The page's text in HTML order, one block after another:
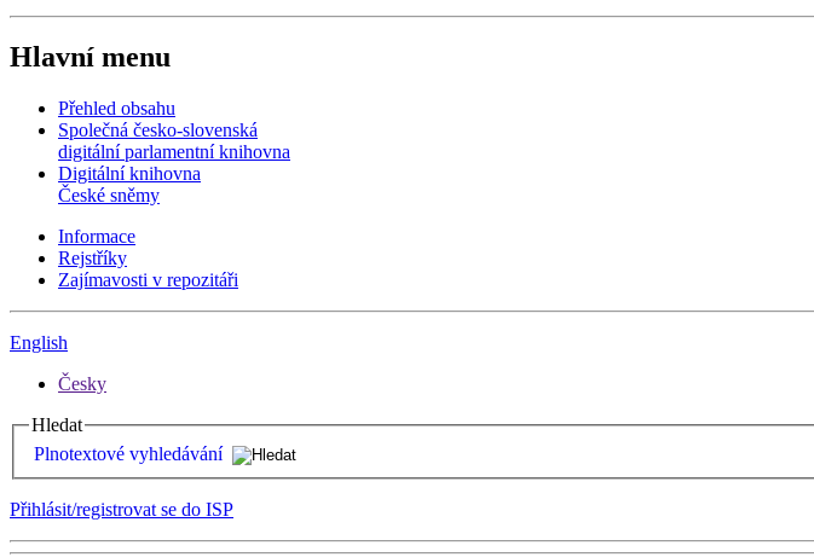
Hlavní menu
Přehled obsahu
Společná česko-slovenská
digitální parlamentní knihovna
Digitální knihovna
České sněmy
Informace
Rejstříky
Zajímavosti v repozitáři
English
Česky
Hledat
Plnotextové vyhledávání
Přihlásit/registrovat se do ISP